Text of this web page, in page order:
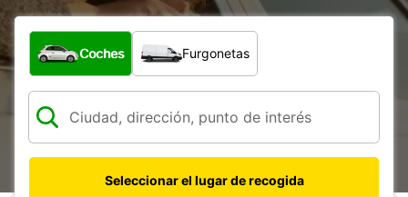
¿Qué tipo de vehículo?
Coches Furgonetas
Seleccionar el lugar de recogida